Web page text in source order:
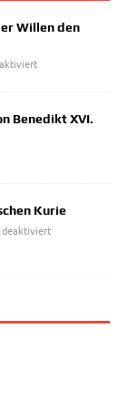
Willen den
Benedikt XVI.
Kurie
deaktiviert